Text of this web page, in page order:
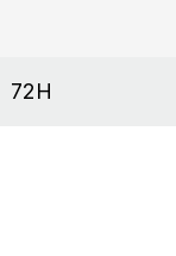
72H